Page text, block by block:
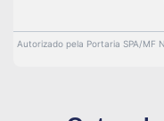
Autorizado pela Portaria SPA/MF